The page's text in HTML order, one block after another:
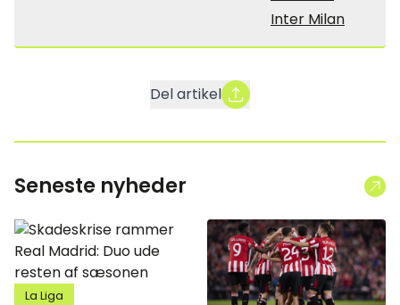
Inter Milan
Del artikel
Seneste nyheder
La Liga